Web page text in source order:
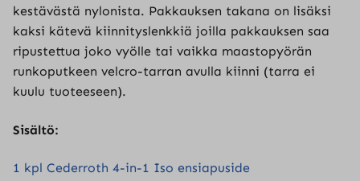
kestävästä nylonista. Pakkauksen takana on lisäksi
kaksi kätevä kiinnityslenkkiä joilla pakkauksen saa
ripustettua joko vyölle tai vaikka maastopyörän
runkoputkeen velcro-tarran avulla kiinni (tarra ei
kuulu tuoteeseen).
Sisältö:
1 kpl Cederroth 4-in-1 Iso ensiapuside